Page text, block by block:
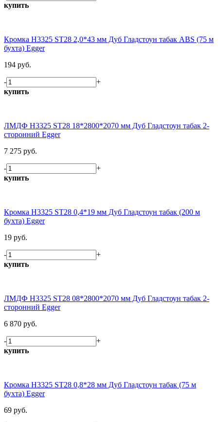
купить
Кромка H3325 ST28 2,0*43 мм Дуб Гладстоун табак ABS (75 м
бухта) Egger
194 руб.
-
+
купить
ЛМДФ H3325 ST28 18*2800*2070 мм Дуб Гладстоун табак 2-
сторонний Egger
7 275 руб.
-
+
купить
Кромка H3325 ST28 0,4*19 мм Дуб Гладстоун табак (200 м
бухта) Egger
19 руб.
-
+
купить
ЛМДФ H3325 ST28 08*2800*2070 мм Дуб Гладстоун табак 2-
сторонний Egger
6 870 руб.
-
+
купить
Кромка H3325 ST28 0,8*28 мм Дуб Гладстоун табак (75 м
бухта) Egger
69 руб.